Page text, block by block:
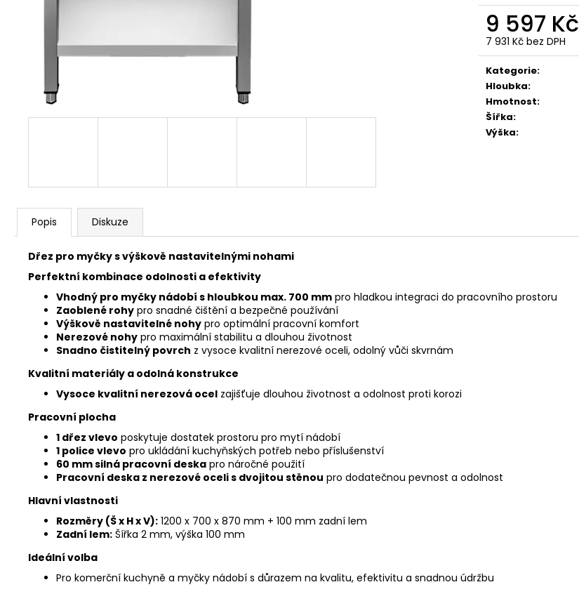
9 597 Kč
7 931 Kč bez DPH
Měrná
cena:
Kategorie:
Hloubka:
Hmotnost:
Šířka:
Výška:
Popis Diskuze
Dřez pro myčky s výškově nastavitelnými nohami
Perfektní kombinace odolnosti a efektivity
Vhodný pro myčky nádobí s hloubkou max. 700 mm pro hladkou integraci do pracovního prostoru
Zaoblené rohy pro snadné čištění a bezpečné používání
Výškově nastavitelné nohy pro optimální pracovní komfort
Nerezové nohy pro maximální stabilitu a dlouhou životnost
Snadno čistitelný povrch z vysoce kvalitní nerezové oceli, odolný vůči skvrnám
Kvalitní materiály a odolná konstrukce
Vysoce kvalitní nerezová ocel zajišťuje dlouhou životnost a odolnost proti korozi
Pracovní plocha
1 dřez vlevo poskytuje dostatek prostoru pro mytí nádobí
1 police vlevo pro ukládání kuchyňských potřeb nebo příslušenství
60 mm silná pracovní deska pro náročné použití
Pracovní deska z nerezové oceli s dvojitou stěnou pro dodatečnou pevnost a odolnost
Hlavní vlastnosti
Rozměry (Š x H x V): 1200 x 700 x 870 mm + 100 mm zadní lem
Zadní lem: Šířka 2 mm, výška 100 mm
Ideální volba
Pro komerční kuchyně a myčky nádobí s důrazem na kvalitu, efektivitu a snadnou údržbu